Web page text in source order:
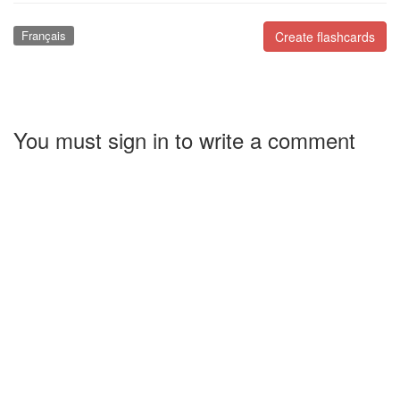
Create flashcards
Français
You must sign in to write a comment